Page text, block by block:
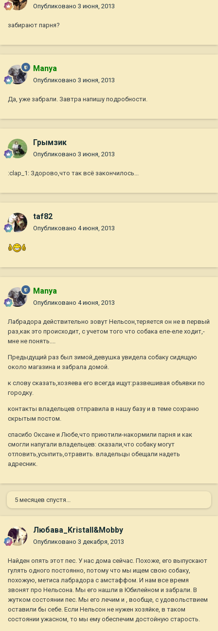
Опубликовано 3 июня, 2013
забирают парня?
Manya
Опубликовано 3 июня, 2013
Да, уже забрали. Завтра напишу подробности.
Грымзик
Опубликовано 3 июня, 2013
:clap_1: Здорово,что так всё закончилось...
taf82
Опубликовано 4 июня, 2013
Manya
Опубликовано 4 июня, 2013
Лабрадора действительно зовут Нельсон,теряется он не в первый
раз,как это происходит, с учетом того что собака еле-еле ходит,-
мне не понять....
Предыдущий раз был зимой,девушка увидела собаку сидящую
около магазина и забрала домой.
к слову сказать,хозяева его всегда ищут:развешивая объявки по
городку.
контакты владельцев отправила в нашу базу и в теме сохраню
скрытым постом.
спасибо Оксане и Любе,что приютили-накормили парня и как
смогли напугали владельцев: сказали,что собаку могут
отловить,усыпить,отравить. владельцы обещали надеть
адресник.
5 месяцев спустя...
Любава_Kristall&Mobby
Опубликовано 3 декабря, 2013
Найден опять этот пес. У нас дома сейчас. Похоже, его выпускают
гулять одного постоянно, потому что мы ищем свою собаку,
похожую, метиса лабрадора с амстаффом. И нам все время
звонят про Нельсона. Мы его нашли в Юбилейном и забрали. В
жутком состоянии пес. Мы его лечим и , вообще, с удовольствием
оставили бы себе. Если Нельсон не нужен хозяйке, в таком
состоянии ужасном, то мы ему обеспечим достойную старость.